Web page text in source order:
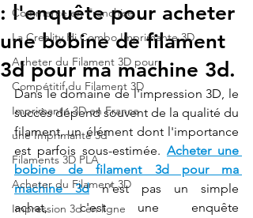
Commerce en Franchise
La Creality Hi Combo Imprimante 3D
Acheter du Filament 3D pour
Compétitif du Filament 3D
Imprimante 3D en France
une Imprimante 3d
Filaments 3D PLA
Acheter du Filament 3D
Impression 3d en ligne
: l'enquête pour acheter
une bobine de filament
3d pour ma machine 3d.
Dans le domaine de l'impression 3D, le
succès dépend souvent de la qualité du
filament, un élément dont l'importance
est parfois sous-estimée. Acheter une
bobine de filament 3d pour ma
machine 3d n'est pas un simple
achat, c'est une enquête